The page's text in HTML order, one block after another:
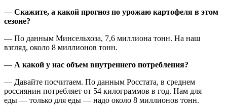
— Скажите, а какой прогноз по урожаю картофеля в этом
сезоне?
— По данным Минсельхоза, 7,6 миллиона тонн. На наш
взгляд, около 8 миллионов тонн.
— А какой у нас объем внутреннего потребления?
— Давайте посчитаем. По данным Росстата, в среднем
россиянин потребляет от 54 килограммов в год. Нам для
еды — только для еды — надо около 8 миллионов тонн.